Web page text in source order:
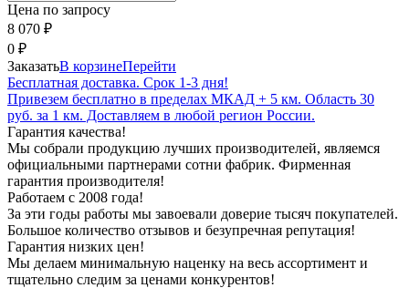
Цена по запросу
8 070 ₽
0 ₽
ЗаказатьВ корзинеПерейти
Бесплатная доставка. Срок 1-3 дня!
Привезем бесплатно в пределах МКАД + 5 км. Область 30
руб. за 1 км. Доставляем в любой регион России.
Гарантия качества!
Мы собрали продукцию лучших производителей, являемся
официальными партнерами сотни фабрик. Фирменная
гарантия производителя!
Работаем с 2008 года!
За эти годы работы мы завоевали доверие тысяч покупателей.
Большое количество отзывов и безупречная репутация!
Гарантия низких цен!
Мы делаем минимальную наценку на весь ассортимент и
тщательно следим за ценами конкурентов!